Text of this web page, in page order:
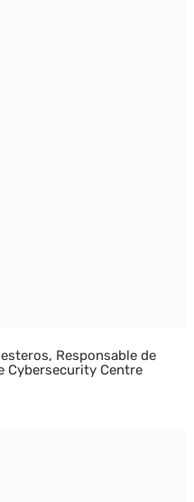
Responsable de
Cybersecurity Centre